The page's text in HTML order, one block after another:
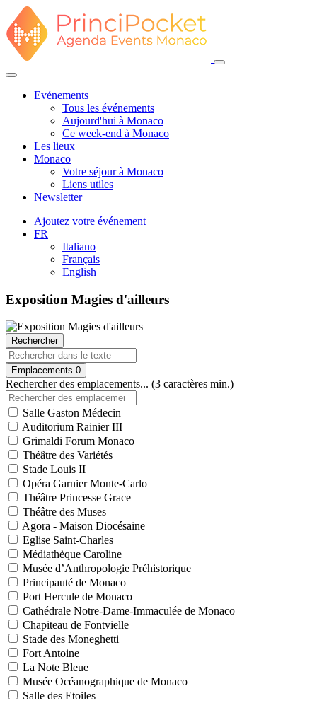
Evénements
Tous les événements
Aujourd'hui à Monaco
Ce week-end à Monaco
Les lieux
Monaco
Votre séjour à Monaco
Liens utiles
Newsletter
Ajoutez votre événement
FR
Italiano
Français
English
Exposition Magies d'ailleurs
Rechercher
Emplacements 0
Rechercher des emplacements... (3 caractères min.)
Salle Gaston Médecin
Auditorium Rainier III
Grimaldi Forum Monaco
Théâtre des Variétés
Stade Louis II
Opéra Garnier Monte-Carlo
Théâtre Princesse Grace
Théâtre des Muses
Agora - Maison Diocésaine
Eglise Saint-Charles
Médiathèque Caroline
Musée d’Anthropologie Préhistorique
Principauté de Monaco
Port Hercule de Monaco
Cathédrale Notre-Dame-Immaculée de Monaco
Chapiteau de Fontvielle
Stade des Moneghetti
Fort Antoine
La Note Bleue
Musée Océanographique de Monaco
Salle des Etoiles